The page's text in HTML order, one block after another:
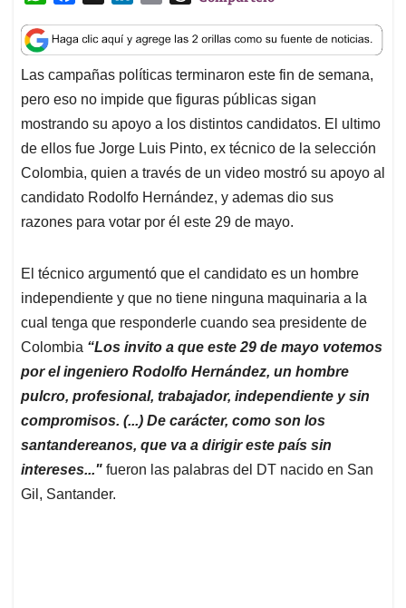
a
t
s
A
p
p
c
e
b
o
o
k
n
k
e
d
I
n
a
i
l
r
e
a
d
s
Las campañas políticas terminaron este fin de semana,
pero eso no impide que figuras públicas sigan
mostrando su apoyo a los distintos candidatos. El ultimo
de ellos fue Jorge Luis Pinto, ex técnico de la selección
Colombia, quien a través de un video mostró su apoyo al
candidato Rodolfo Hernández, y ademas dio sus
razones para votar por él este 29 de mayo.
El técnico argumentó que el candidato es un hombre
independiente y que no tiene ninguna maquinaria a la
cual tenga que responderle cuando sea presidente de
Colombia “Los invito a que este 29 de mayo votemos
por el ingeniero Rodolfo Hernández, un hombre
pulcro, profesional, trabajador, independiente y sin
compromisos. (...) De carácter, como son los
santandereanos, que va a dirigir este país sin
intereses..." fueron las palabras del DT nacido en San
Gil, Santander.